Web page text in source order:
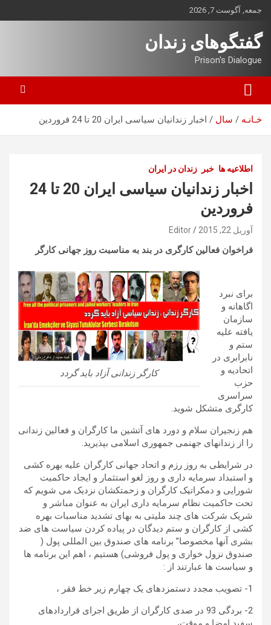
بروید
جمعه, آگوست 7, 2026
گفتگوهای زندان
Prison's Dialogue
خـانـه سال اخبار زندانیان سیاسی ایران 20 تا 24 فروردین
اطلاعیه ها خبر زندان در ایران
اخبار زندانیان سیاسی ایران 20 تا 24
فروردین
آوریل 22, 2015 Editor
فراخوان فعالین کارگری در بند به مناسبت روز جهانی کارگر
کارگر زندانی آزاد باید گردد
برای نبرد
اگاهانه و
سازمان
یافته علیه
ستم و
نابرابری در
اتحادیه و
حزب
سراسری
کارگری متشکل شوید.
هم زنجیران سلام و دورد های آتشین ما کارگران و فعالین زندانی
را از زندانهای جهنمی جمهوری اسلامی بپذیرید.
در شرایطی به روز رزم و اتحاد جهانی کارگران علیه بهره کشی
و استبداد سرمایه داری و روز لغو استثمار و ایجاد حاکمیت
شورایی و دمکراتیک کارگران و زحمتکشان نزدیک می شویم که
تحت حاکمیت نظام سرمایه داری ایران به عنوان مباشر و
شریک شرکت های چند ملیتی به بهای تشدید مناسبات بهره
کشی از کارگران و ستم دیدگان در پیاده کردن سیاست های ضد
بشری آنها مخصوصا” برنامه های صندوق بین المللی پول (
صندوق نزول خواری و پول فروشی) هستیم ، اهم این برنامه ها
و سیاست ها عبارتند از :
1- تصویب مجدد دستمزدهای یک چهارم زیر خط فقر ،
2- بردگی 93 در صدی کارگران از طریق اجرای قراردادهای